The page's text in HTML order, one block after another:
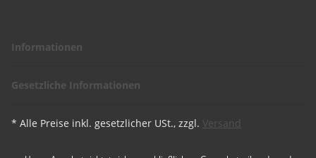
Informationen
Gesetzliche Informationen
* Alle Preise inkl. gesetzlicher USt., zzgl. Versand